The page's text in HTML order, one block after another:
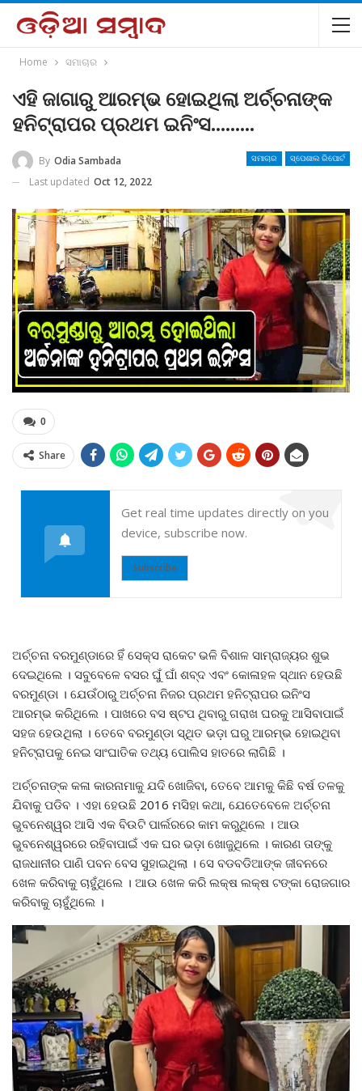
Home ସମାଚାର
ଏହି ଜାଗାରୁ ଆରମ୍ଭ ହୋଇଥିଲା ଅର୍ଚ୍ଚନାଙ୍କ
ହନିଟ୍ରାପର ପ୍ରଥମ ଇନିଂସ………
ସମାଚାର ସ୍ପେଶାଲ ରିପୋର୍ଟ
By Odia Sambada
Last updated Oct 12, 2022
0
Share
Get real time updates directly on you
device, subscribe now.
Subscribe
ଅର୍ଚ୍ଚନା ବରମୁଣ୍ଡାରେ ହିଁ ସେକ୍ସ ରାକେଟ ଭଳି ବିଶାଳ ସାମ୍ରାଜ୍ୟର ଶୁଭ
ଦେଇଥିଲେ । ସବୁବେଳେ ବସର ଘୁଁ ଘାଁ ଶବ୍ଦ ଏବଂ କୋଳାହଳ ସ୍ଥାନ ହେଉଛି
ବରମୁଣ୍ଡା । ଯେଉଁଠାରୁ ଅର୍ଚ୍ଚନା ନିଜର ପ୍ରଥମ ହନିଟ୍ରାପର ଇନିଂସ
ଆରମ୍ଭ କରିଥିଲେ । ପାଖରେ ବସ ଷ୍ଟପ ଥିବାରୁ ଗରାଖ ଘରକୁ ଆସିବାପାଇଁ
ସହଜ ହେଉଥିଲା । ତେବେ ବରମୁଣ୍ଡା ସ୍ଥିତ ଭଡ଼ା ଘରୁ ଆରମ୍ଭ ହୋଇଥିବା
ହନିଟ୍ରାପକୁ ନେଇ ସାଂଘାତିକ ତଥ୍ୟ ପୋଲିସ ହାତରେ ଲାଗିଛି ।
ଅର୍ଚ୍ଚନାଙ୍କ କଳା କାରନାମାକୁ ଯଦି ଖୋଜିବା, ତେବେ ଆମକୁ କିଛି ବର୍ଷ ତଳକୁ
ଯିବାକୁ ପଡିବ । ଏହା ହେଉଛି 2016 ମସିହା କଥା, ଯେତେବେଳେ ଅର୍ଚ୍ଚନା
ଭୁବନେଶ୍ୱର ଆସି ଏକ ବିଉଟି ପାର୍ଲରରେ କାମ କରୁଥିଲେ । ଆଉ
ଭୁବନେଶ୍ୱରରେ ରହିବାପାଇଁ ଏକ ଘର ଭଡ଼ା ଖୋଜୁଥିଲେ । କାରଣ ତାଙ୍କୁ
ରାଜଧାନୀର ପାଣି ପବନ ବେସ ସୁହାଇଥିଲା । ସେ ବଡବଡିଆଙ୍କ ଜୀବନରେ
ଖେଳ କରିବାକୁ ଚାହୁଁଥିଲେ । ଆଉ ଖେଳ କରି ଲକ୍ଷ ଲକ୍ଷ ଟଙ୍କା ରୋଜଗାର
କରିବାକୁ ଚାହୁଁଥିଲେ ।